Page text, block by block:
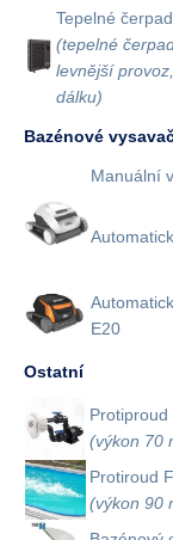
Tepelné
(tepelné
levnější
dálku)
Bazénové
Manuální
E20
Ostatní
(výkon 70
Protiroud
(výkon 90